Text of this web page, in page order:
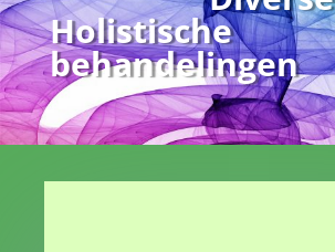
Holistische
behandelingen